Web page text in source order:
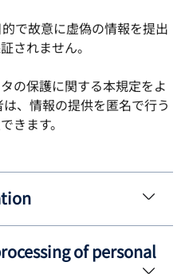
で故意に虚偽の情報を提出
されません。
の保護に関する本規定をよ
、情報の提供を匿名で行う
きます。
of personal